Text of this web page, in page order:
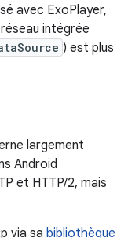
avec ExoPlayer,
intégrée
) est plus
largement
Android
et HTTP/2, mais
via sa bibliothèque